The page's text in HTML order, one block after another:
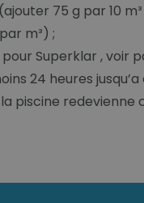
75 g par 10 m³
m³) ;
Superklar , voir
24 heures
piscine redevienne